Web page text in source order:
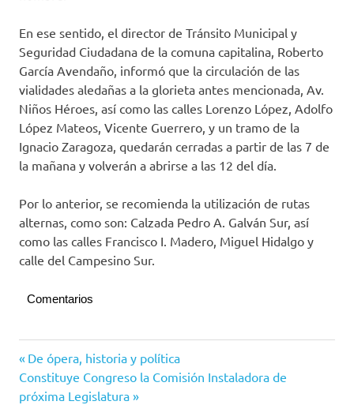
En ese sentido, el director de Tránsito Municipal y
Seguridad Ciudadana de la comuna capitalina, Roberto
García Avendaño, informó que la circulación de las
vialidades aledañas a la glorieta antes mencionada, Av.
Niños Héroes, así como las calles Lorenzo López, Adolfo
López Mateos, Vicente Guerrero, y un tramo de la
Ignacio Zaragoza, quedarán cerradas a partir de las 7 de
la mañana y volverán a abrirse a las 12 del día.
Por lo anterior, se recomienda la utilización de rutas
alternas, como son: Calzada Pedro A. Galván Sur, así
como las calles Francisco I. Madero, Miguel Hidalgo y
calle del Campesino Sur.
Comentarios
Navegación
de
Entrada
anterior:
De ópera, historia y política
Siguiente
entrada:
Constituye Congreso la Comisión Instaladora de
próxima Legislatura